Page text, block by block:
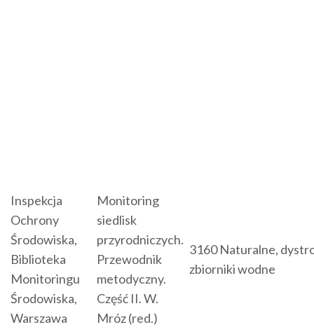
Inspekcja
Ochrony
Środowiska,
Biblioteka
Monitoringu
Środowiska,
Warszawa
Monitoring
siedlisk
przyrodniczych.
Przewodnik
metodyczny.
Część II. W.
Mróz (red.)
3160 Naturalne,
zbiorniki wodne